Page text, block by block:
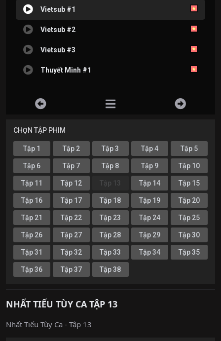
Vietsub #1
Vietsub #2
Vietsub #3
Thuyết Minh #1
CHỌN TẬP PHIM
Tập 1 Tập 2 Tập 3 Tập 4 Tập 5
Tập 6 Tập 7 Tập 8 Tập 9 Tập 10
Tập 11 Tập 12 Tập 13 Tập 14 Tập 15
Tập 16 Tập 17 Tập 18 Tập 19 Tập 20
Tập 21 Tập 22 Tập 23 Tập 24 Tập 25
Tập 26 Tập 27 Tập 28 Tập 29 Tập 30
Tập 31 Tập 32 Tập 33 Tập 34 Tập 35
Tập 36 Tập 37 Tập 38
NHẤT TIẾU TÙY CA TẬP 13
Nhất Tiếu Tùy Ca - Tập 13